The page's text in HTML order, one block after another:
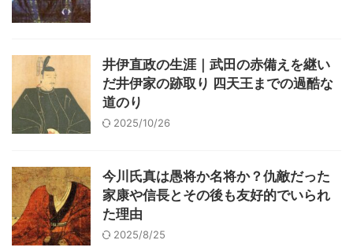
井伊直政の生涯｜武田の赤備えを継い
だ井伊家の跡取り 四天王までの過酷な
道のり
2025/10/26
今川氏真は愚将か名将か？仇敵だった
家康や信長とその後も友好的でいられ
た理由
2025/8/25